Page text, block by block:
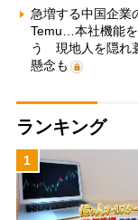
急増する中国企業
Temu…本社機能
う 現地人を隠れ
懸念も
ランキング
1